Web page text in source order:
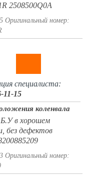
2508500Q0A
Оригинальный номер:
специалиста:
11-15
коленвала
в хорошем
без дефектов
Оригинальный номер: